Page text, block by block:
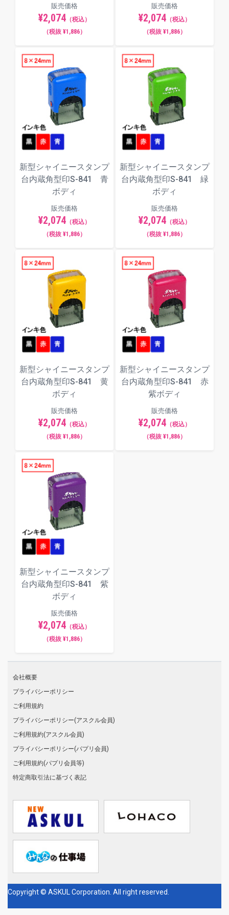
販売価格
¥2,074 （税込）
（税抜 ¥1,886）
販売価格
¥2,074 （税込）
（税抜 ¥1,886）
新型シャイニースタンプ
台内蔵角型印S-841 青
ボディ
販売価格
¥2,074 （税込）
（税抜 ¥1,886）
新型シャイニースタンプ
台内蔵角型印S-841 緑
ボディ
販売価格
¥2,074 （税込）
（税抜 ¥1,886）
新型シャイニースタンプ
台内蔵角型印S-841 黄
ボディ
販売価格
¥2,074 （税込）
（税抜 ¥1,886）
新型シャイニースタンプ
台内蔵角型印S-841 赤
紫ボディ
販売価格
¥2,074 （税込）
（税抜 ¥1,886）
新型シャイニースタンプ
台内蔵角型印S-841 紫
ボディ
販売価格
¥2,074 （税込）
（税抜 ¥1,886）
会社概要
プライバシーポリシー
ご利用規約
プライバシーポリシー(アスクル会員)
ご利用規約(アスクル会員)
プライバシーポリシー(パプリ会員)
ご利用規約(パプリ会員等)
特定商取引法に基づく表記
Copyright © ASKUL Corporation. All right reserved.